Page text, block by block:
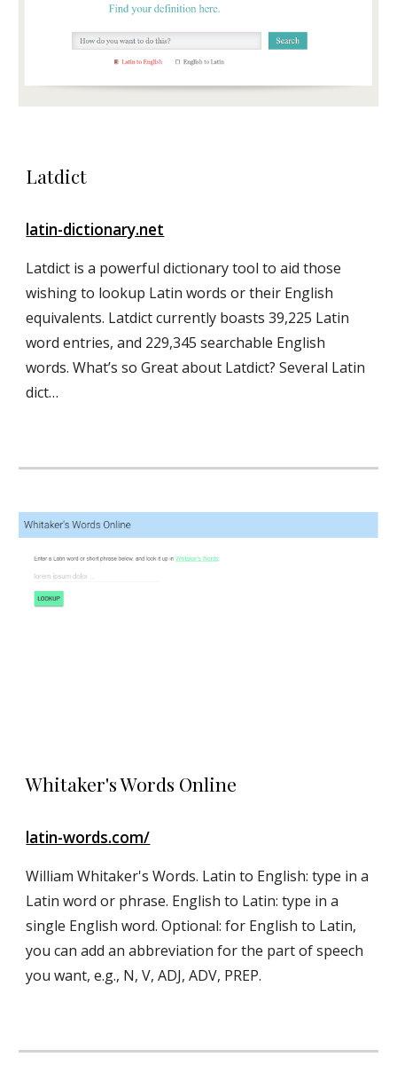
Latdict
latin-dictionary.net
Latdict is a powerful dictionary tool to aid those
wishing to lookup Latin words or their English
equivalents. Latdict currently boasts 39,225 Latin
word entries, and 229,345 searchable English
words. What’s so Great about Latdict? Several Latin
dict…
Whitaker's Words Online
latin-words.com/
William Whitaker's Words. Latin to English: type in a
Latin word or phrase. English to Latin: type in a
single English word. Optional: for English to Latin,
you can add an abbreviation for the part of speech
you want, e.g., N, V, ADJ, ADV, PREP.